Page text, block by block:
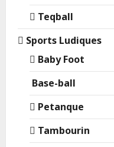
Teqball
Sports Ludiques
Baby Foot
Base-ball
Petanque
Tambourin